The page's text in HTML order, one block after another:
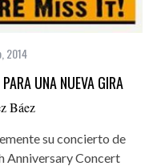
2014
UNA NUEVA GIRA
Báez
su concierto de
Anniversary Concert